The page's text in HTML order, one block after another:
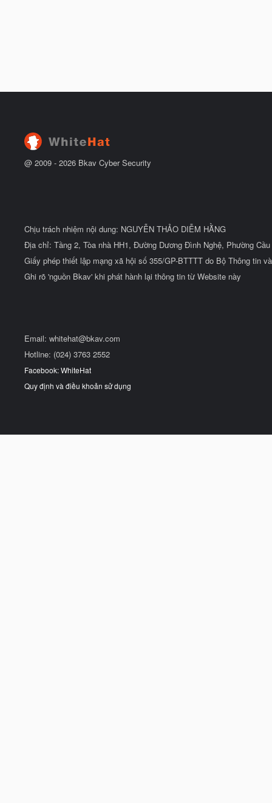
@ 2009 - 2026 Bkav Cyber Security
Chịu trách nhiệm nội dung: NGUYỄN THẢO DIỄM HẰNG
Địa chỉ: Tầng 2, Tòa nhà HH1, Đường Dương Đình Nghệ, Phường
Giấy phép thiết lập mạng xã hội số 355/GP-BTTTT do Bộ Thông tin
Ghi rõ 'nguồn Bkav' khi phát hành lại thông tin từ Website này
Email: whitehat@bkav.com
Hotline: (024) 3763 2552
Facebook: WhiteHat
Quy định và điều khoản sử dụng